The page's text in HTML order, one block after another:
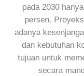
pada 2030
persen.
adanya
dan kebutuhan
tujuan untuk
secara